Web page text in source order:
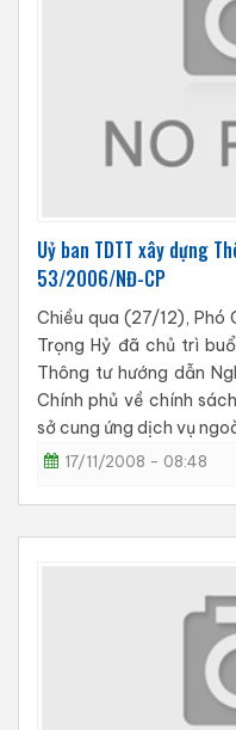
Uỷ ban TDTT xây dựng
53/2006/NĐ-CP
Chiều qua (27/12), Phó
Trọng Hỷ đã chủ trì
Thông tư hướng dẫn
Chính phủ về chính
sở cung ứng dịch vụ
17/11/2008 - 08:48